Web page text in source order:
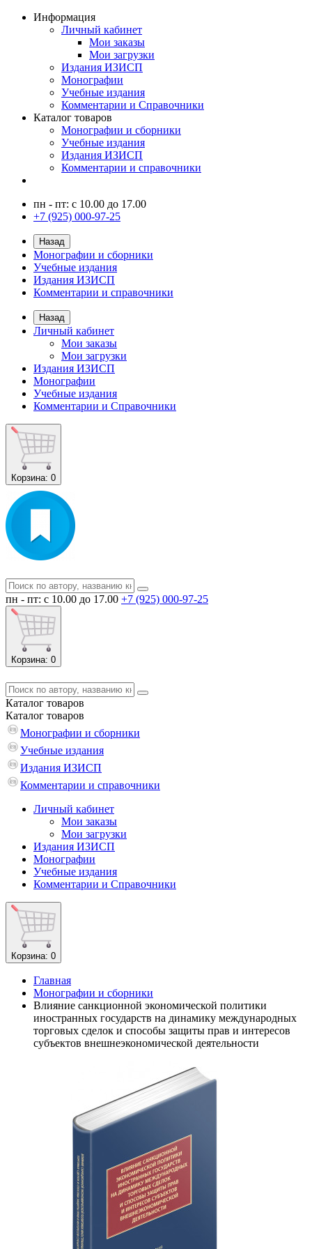
Информация
Личный кабинет
Мои заказы
Мои загрузки
Издания ИЗИСП
Монографии
Учебные издания
Комментарии и Справочники
Каталог товаров
Монографии и сборники
Учебные издания
Издания ИЗИСП
Комментарии и справочники
пн - пт: с 10.00 до 17.00
+7 (925) 000-97-25
Назад
Монографии и сборники
Учебные издания
Издания ИЗИСП
Комментарии и справочники
Назад
Личный кабинет
Мои заказы
Мои загрузки
Издания ИЗИСП
Монографии
Учебные издания
Комментарии и Справочники
Корзина: 0
пн - пт: с 10.00 до 17.00 +7 (925) 000-97-25
Корзина: 0
Каталог товаров
Каталог товаров
Монографии и сборники
Учебные издания
Издания ИЗИСП
Комментарии и справочники
Личный кабинет
Мои заказы
Мои загрузки
Издания ИЗИСП
Монографии
Учебные издания
Комментарии и Справочники
Корзина: 0
Главная
Монографии и сборники
Влияние санкционной экономической политики
иностранных государств на динамику международных
торговых сделок и способы защиты прав и интересов
субъектов внешнеэкономической деятельности